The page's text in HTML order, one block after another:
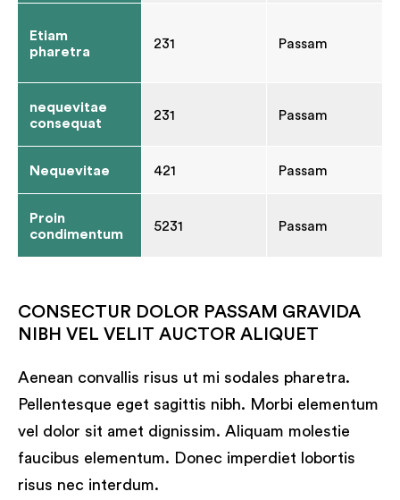
Etiam
pharetra
231 Passam
nequevitae
consequat
231 Passam
Nequevitae 421 Passam
Proin
condimentum
5231 Passam
CONSECTUR DOLOR PASSAM GRAVIDA
NIBH VEL VELIT AUCTOR ALIQUET
Aenean convallis risus ut mi sodales pharetra.
Pellentesque eget sagittis nibh. Morbi elementum
vel dolor sit amet dignissim. Aliquam molestie
faucibus elementum. Donec imperdiet lobortis
risus nec interdum.